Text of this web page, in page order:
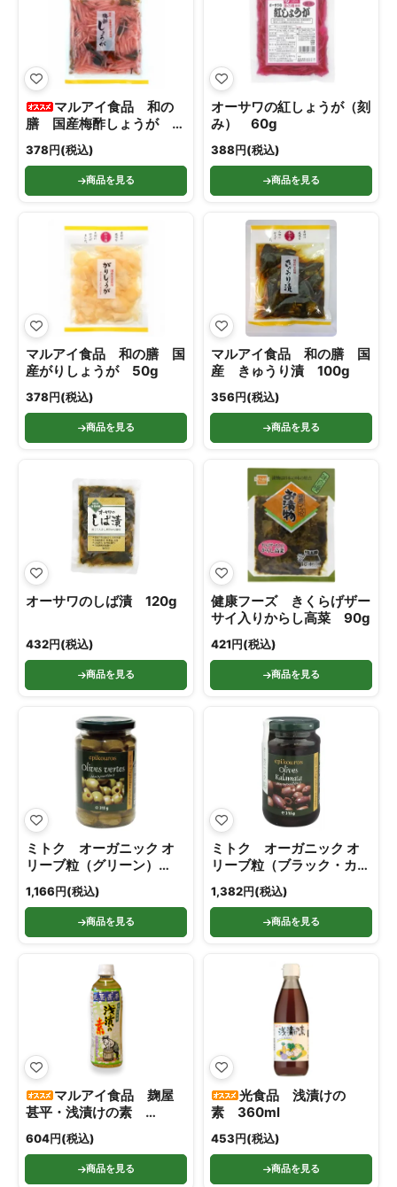
マルアイ食品 和の
膳 国産梅酢しょうが
50g
378円(税込)
商品を見る
オーサワの紅しょうが（刻
み） 60g
388円(税込)
商品を見る
マルアイ食品 和の膳 国
産がりしょうが 50g
378円(税込)
商品を見る
マルアイ食品 和の膳 国
産 きゅうり漬 100g
356円(税込)
商品を見る
オーサワのしば漬 120g
432円(税込)
商品を見る
健康フーズ きくらげザー
サイ入りからし高菜 90g
421円(税込)
商品を見る
ミトク オーガニック オ
リーブ粒（グリーン）
315g
1,166円(税込)
商品を見る
ミトク オーガニック オ
リーブ粒（ブラック・カラ
マタ産）315g
1,382円(税込)
商品を見る
マルアイ食品 麹屋
甚平・浅漬けの素
500ml
604円(税込)
商品を見る
光食品 浅漬けの
素 360ml
453円(税込)
商品を見る